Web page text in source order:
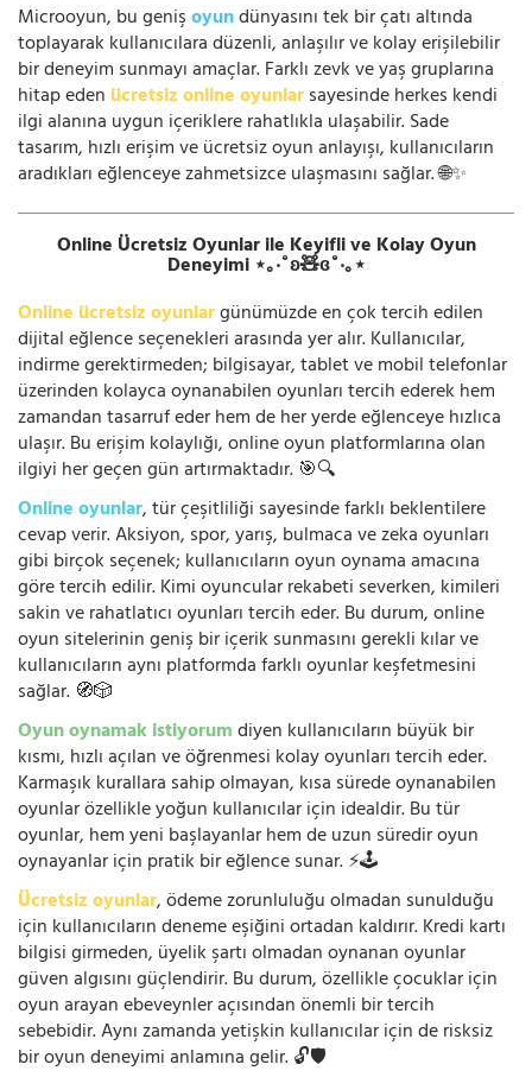
Microoyun, bu genişoyundünyasını tek bir çatı altında
toplayarak kullanıcılara düzenli, anlaşılır ve kolay erişilebilir
bir deneyim sunmayı amaçlar. Farklı zevk ve yaş gruplarına
hitap eden ücretsiz online oyunlarsayesinde herkes kendi
ilgi alanına uygun içeriklere rahatlıkla ulaşabilir. Sade
tasarım, hızlı erişim ve ücretsiz oyun anlayışı, kullanıcıların
aradıkları eğlenceye zahmetsizce ulaşmasını sağlar. 🌐✨
Online Ücretsiz Oyunlar ile Keyifli ve Kolay Oyun
Deneyimi ⋆｡‧˚ʚ🧸ɞ˚‧｡⋆
Online ücretsiz oyunlargünümüzde en çok tercih edilen
dijital eğlence seçenekleri arasında yer alır. Kullanıcılar,
indirme gerektirmeden; bilgisayar, tablet ve mobil telefonlar
üzerinden kolayca oynanabilen oyunları tercih ederek hem
zamandan tasarruf eder hem de her yerde eğlenceye hızlıca
ulaşır. Bu erişim kolaylığı, online oyun platformlarına olan
ilgiyi her geçen gün artırmaktadır. 🎯🔍
Online oyunlar, tür çeşitliliği sayesinde farklı beklentilere
cevap verir. Aksiyon, spor, yarış, bulmaca ve zeka oyunları
gibi birçok seçenek; kullanıcıların oyun oynama amacına
göre tercih edilir. Kimi oyuncular rekabeti severken, kimileri
sakin ve rahatlatıcı oyunları tercih eder. Bu durum, online
oyun sitelerinin geniş bir içerik sunmasını gerekli kılar ve
kullanıcıların aynı platformda farklı oyunlar keşfetmesini
sağlar. 🧭🎲
Oyun oynamak istiyorumdiyen kullanıcıların büyük bir
kısmı, hızlı açılan ve öğrenmesi kolay oyunları tercih eder.
Karmaşık kurallara sahip olmayan, kısa sürede oynanabilen
oyunlar özellikle yoğun kullanıcılar için idealdir. Bu tür
oyunlar, hem yeni başlayanlar hem de uzun süredir oyun
oynayanlar için pratik bir eğlence sunar. ⚡🕹️
Ücretsiz oyunlar, ödeme zorunluluğu olmadan sunulduğu
için kullanıcıların deneme eşiğini ortadan kaldırır. Kredi kartı
bilgisi girmeden, üyelik şartı olmadan oynanan oyunlar
güven algısını güçlendirir. Bu durum, özellikle çocuklar için
oyun arayan ebeveynler açısından önemli bir tercih
sebebidir. Aynı zamanda yetişkin kullanıcılar için de risksiz
bir oyun deneyimi anlamına gelir. 🔓🛡️